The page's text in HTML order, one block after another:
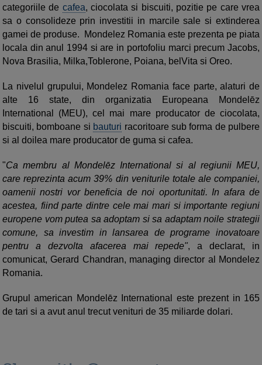
categoriile de cafea, ciocolata si biscuiti, pozitie pe care vrea
sa o consolideze prin investitii in marcile sale si extinderea
gamei de produse. Mondelez Romania este prezenta pe piata
locala din anul 1994 si are in portofoliu marci precum Jacobs,
Nova Brasilia, Milka,Toblerone, Poiana, belVita si Oreo.
La nivelul grupului, Mondelez Romania face parte, alaturi de
alte 16 state, din organizatia Europeana Mondelēz
International (MEU), cel mai mare producator de ciocolata,
biscuiti, bomboane si bauturi racoritoare sub forma de pulbere
si al doilea mare producator de guma si cafea.
"Ca membru al Mondelēz International si al regiunii MEU,
care reprezinta acum 39% din veniturile totale ale companiei,
oamenii nostri vor beneficia de noi oportunitati. In afara de
acestea, fiind parte dintre cele mai mari si importante regiuni
europene vom putea sa adoptam si sa adaptam noile strategii
comune, sa investim in lansarea de programe inovatoare
pentru a dezvolta afacerea mai repede", a declarat, in
comunicat, Gerard Chandran, managing director al Mondelez
Romania.
Grupul american Mondelēz International este prezent in 165
de tari si a avut anul trecut venituri de 35 miliarde dolari.